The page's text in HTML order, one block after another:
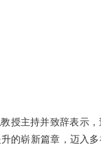
教授主持并致辞表示
的崭新篇章，迈入